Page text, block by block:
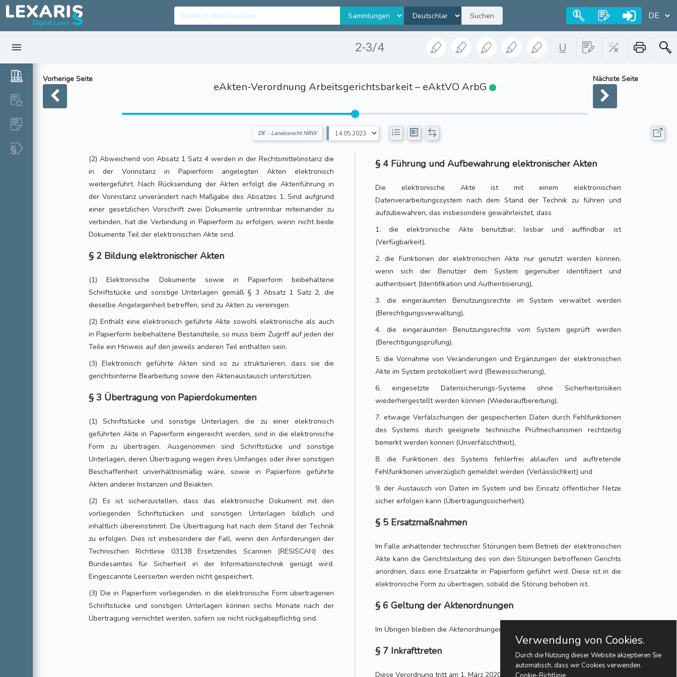
Suchen
2-3/4
Vorherige Seite
eAkten-Verordnung Arbeitsgerichtsbarkeit – eAktVO ArbG
Nächste Seite
DE - Landesrecht NRW
(2) Abweichend von Absatz 1 Satz 4 werden in der Rechtsmittelinstanz die
in der Vorinstanz in Papierform angelegten Akten elektronisch
weitergeführt. Nach Rücksendung der Akten erfolgt die Aktenführung in
der Vorinstanz unverändert nach Maßgabe des Absatzes 1. Sind aufgrund
einer gesetzlichen Vorschrift zwei Dokumente untrennbar miteinander zu
verbinden, hat die Verbindung in Papierform zu erfolgen, wenn nicht beide
Dokumente Teil der elektronischen Akte sind.
§ 2 Bildung elektronischer Akten
(1) Elektronische Dokumente sowie in Papierform beibehaltene
Schriftstücke und sonstige Unterlagen gemäß § 3 Absatz 1 Satz 2, die
dieselbe Angelegenheit betreffen, sind zu Akten zu vereinigen.
(2) Enthält eine elektronisch geführte Akte sowohl elektronische als auch
in Papierform beibehaltene Bestandteile, so muss beim Zugriff auf jeden der
Teile ein Hinweis auf den jeweils anderen Teil enthalten sein.
(3) Elektronisch geführte Akten sind so zu strukturieren, dass sie die
gerichtsinterne Bearbeitung sowie den Aktenaustausch unterstützen.
§ 3 Übertragung von Papierdokumenten
(1) Schriftstücke und sonstige Unterlagen, die zu einer elektronisch
geführten Akte in Papierform eingereicht werden, sind in die elektronische
Form zu übertragen. Ausgenommen sind Schriftstücke und sonstige
Unterlagen, deren Übertragung wegen ihres Umfanges oder ihrer sonstigen
Beschaffenheit unverhältnismäßig wäre, sowie in Papierform geführte
Akten anderer Instanzen und Beiakten.
(2) Es ist sicherzustellen, dass das elektronische Dokument mit den
vorliegenden Schriftstücken und sonstigen Unterlagen bildlich und
inhaltlich übereinstimmt. Die Übertragung hat nach dem Stand der Technik
zu erfolgen. Dies ist insbesondere der Fall, wenn den Anforderungen der
Technischen Richtlinie 03138 Ersetzendes Scannen (RESISCAN) des
Bundesamtes für Sicherheit in der Informationstechnik genügt wird.
Eingescannte Leerseiten werden nicht gespeichert.
(3) Die in Papierform vorliegenden, in die elektronische Form übertragenen
Schriftstücke und sonstigen Unterlagen können sechs Monate nach der
Übertragung vernichtet werden, sofern sie nicht rückgabepflichtig sind.
§ 4 Führung und Aufbewahrung elektronischer Akten
Die elektronische Akte ist mit einem elektronischen
Datenverarbeitungssystem nach dem Stand der Technik zu führen und
aufzubewahren, das insbesondere gewährleistet, dass
1. die elektronische Akte benutzbar, lesbar und auffindbar ist
(Verfügbarkeit),
2. die Funktionen der elektronischen Akte nur genutzt werden können,
wenn sich der Benutzer dem System gegenüber identifiziert und
authentisiert (Identifikation und Authentisierung),
3. die eingeräumten Benutzungsrechte im System verwaltet werden
(Berechtigungsverwaltung),
4. die eingeräumten Benutzungsrechte vom System geprüft werden
(Berechtigungsprüfung),
5. die Vornahme von Veränderungen und Ergänzungen der elektronischen
Akte im System protokolliert wird (Beweissicherung),
6. eingesetzte Datensicherungs-Systeme ohne Sicherheitsrisiken
wiederhergestellt werden können (Wiederaufbereitung),
7. etwaige Verfälschungen der gespeicherten Daten durch Fehlfunktionen
des Systems durch geeignete technische Prüfmechanismen rechtzeitig
bemerkt werden können (Unverfälschtheit),
8. die Funktionen des Systems fehlerfrei ablaufen und auftretende
Fehlfunktionen unverzüglich gemeldet werden (Verlässlichkeit) und
9. der Austausch von Daten im System und bei Einsatz öffentlicher Netze
sicher erfolgen kann (Übertragungssicherheit).
§ 5 Ersatzmaßnahmen
Im Falle anhaltender technischer Störungen beim Betrieb der elektronischen
Akte kann die Gerichtsleitung des von den Störungen betroffenen Gerichts
anordnen, dass eine Ersatzakte in Papierform geführt wird. Diese ist in die
elektronische Form zu übertragen, sobald die Störung behoben ist.
§ 6 Geltung der Aktenordnungen
Im Übrigen bleiben die Aktenordnungen unberührt.
§ 7 Inkrafttreten
Diese Verordnung tritt am 1. März 2020 in Kraft.
Verwendung von Cookies.
Durch die Nutzung dieser Website akzeptieren Sie
automatisch, dass wir Cookies verwenden.